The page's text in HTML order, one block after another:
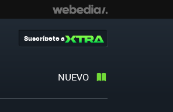
NUEVO
Suscríbete a